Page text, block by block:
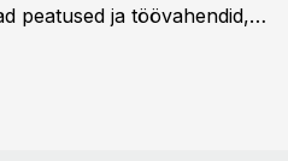
peatused ja töövahendid,